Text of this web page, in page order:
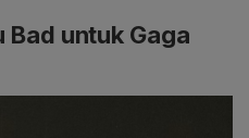
Bad untuk Gaga